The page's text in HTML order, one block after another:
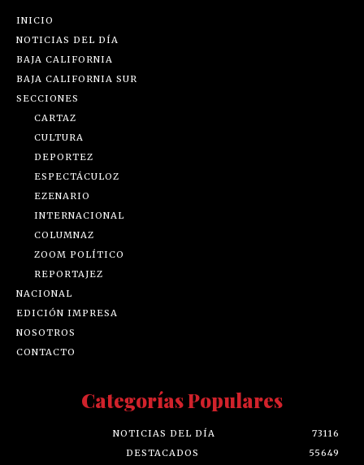
INICIO
NOTICIAS DEL DÍA
BAJA CALIFORNIA
BAJA CALIFORNIA SUR
SECCIONES
CARTAZ
CULTURA
DEPORTEZ
ESPECTÁCULOZ
EZENARIO
INTERNACIONAL
COLUMNAZ
ZOOM POLÍTICO
REPORTAJEZ
NACIONAL
EDICIÓN IMPRESA
NOSOTROS
CONTACTO
Categorías Populares
NOTICIAS DEL DÍA
73116
DESTACADOS
55649